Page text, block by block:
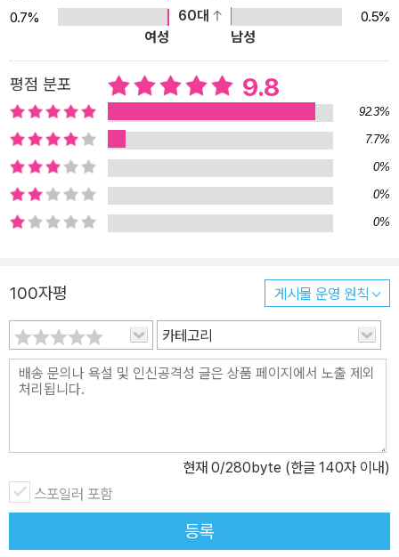
0.7%
60대
0.5%
여성
남성
평점 분포 9.8
92.3%
7.7%
0%
0%
0%
100자평 게시물 운영 원칙
카테고리
현재 0/280byte (한글 140자 이내)
스포일러 포함
등록